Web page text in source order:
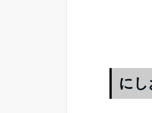
に